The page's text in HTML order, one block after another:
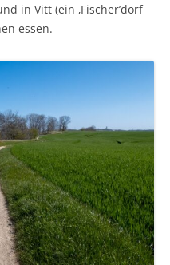
in Vitt (ein ‚Fischer’dorf
essen.